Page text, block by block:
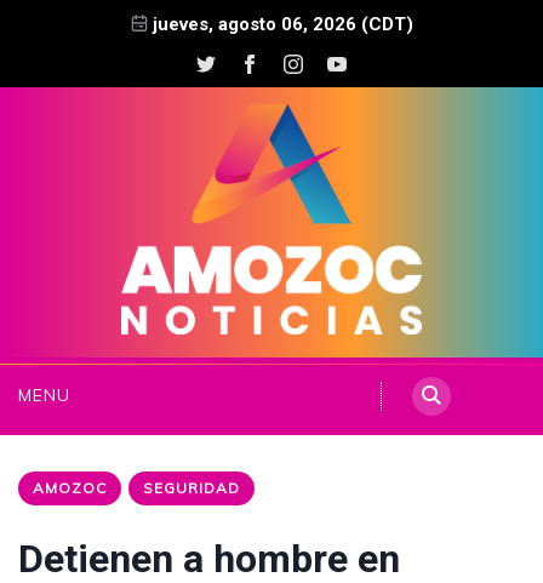
jueves, agosto 06, 2026 (CDT)
MENU
AMOZOC SEGURIDAD
Detienen a hombre en